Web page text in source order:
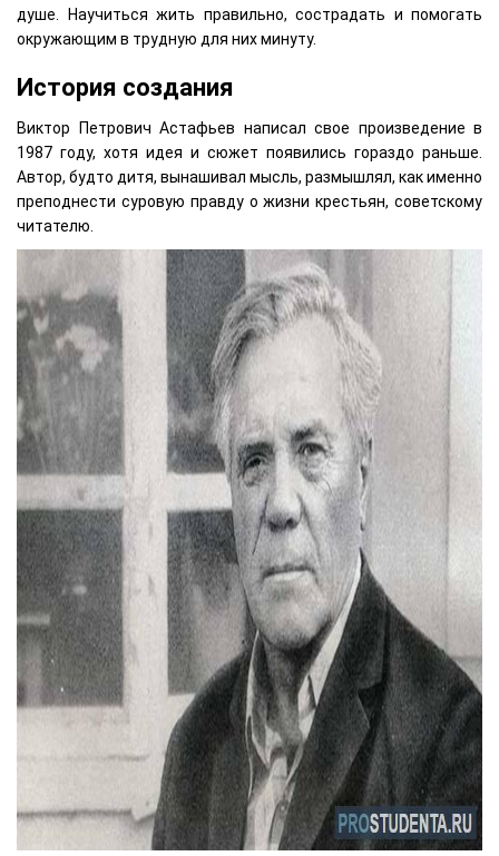
душе. Научиться жить правильно, сострадать и помогать
окружающим в трудную для них минуту.
История создания
Виктор Петрович Астафьев написал свое произведение в
1987 году, хотя идея и сюжет появились гораздо раньше.
Автор, будто дитя, вынашивал мысль, размышлял, как именно
преподнести суровую правду о жизни крестьян, советскому
читателю.